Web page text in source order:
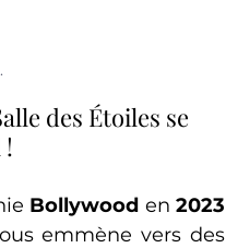
des Étoiles se
Bollywood en 2023
emmène vers des